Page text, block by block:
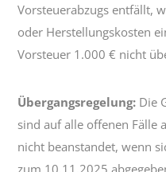
Vorsteuerabzugs entfällt,
oder Herstellungskosten
Vorsteuer 1.000 € nicht
Übergangsregelung: Die
sind auf alle offenen Fälle
nicht beanstandet, wenn
zum 10.11.2025